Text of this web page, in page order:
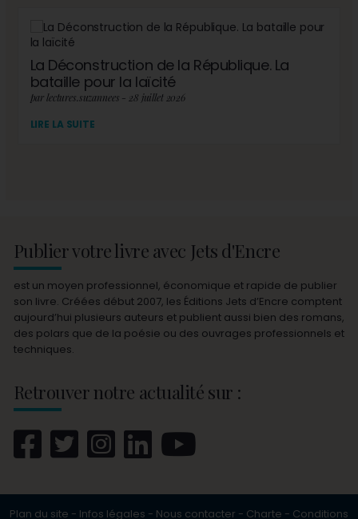
La Déconstruction de la République. La
bataille pour la laïcité
par lectures.suzannees - 28 juillet 2026
LIRE LA SUITE
Publier votre livre avec Jets d'Encre
est un moyen professionnel, économique et rapide de publier
son livre. Créées début 2007, les Éditions Jets d’Encre comptent
aujourd’hui plusieurs auteurs et publient aussi bien des romans,
des polars que de la poésie ou des ouvrages professionnels et
techniques.
Retrouver notre actualité sur :
Plan du site - Infos légales - Nous contacter - Charte - Conditions